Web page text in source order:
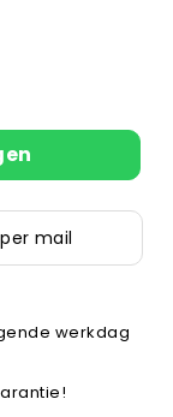
mail
werkdag